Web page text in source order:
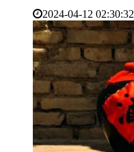
2024-04-12 02:30:32